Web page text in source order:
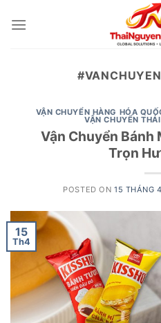
VẬN CHUYỂN HÀNG HÓA
VẬN CHUYỂN
Vận Chuyển Bánh
Trọn
POSTED ON 15 THÁNG
15
Th4